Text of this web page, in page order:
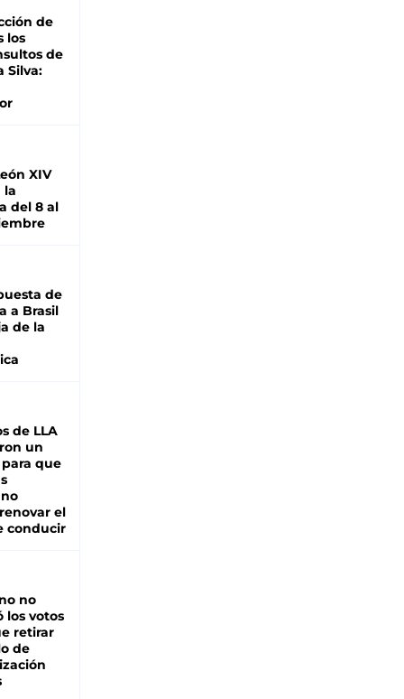
de
los
de
Silva:
XIV
la
del 8 al
de
a Brasil
de la
de LLA
un
que
el
conducir
no
los votos
retirar
de